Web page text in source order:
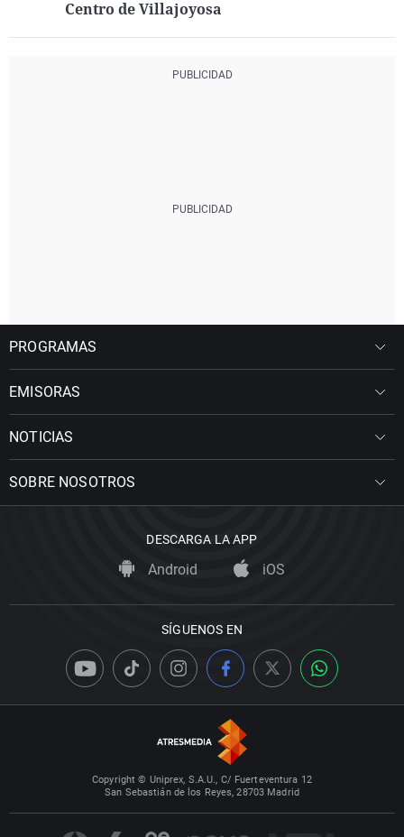
Centro de Villajoyosa
PROGRAMAS
EMISORAS
NOTICIAS
SOBRE NOSOTROS
DESCARGA LA APP
Android iOS
SÍGUENOS EN
Copyright © Uniprex, S.A.U., C/ Fuerteventura 12
San Sebastián de los Reyes, 28703 Madrid